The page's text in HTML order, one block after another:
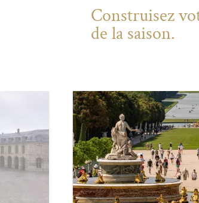
Construisez
de la saison.